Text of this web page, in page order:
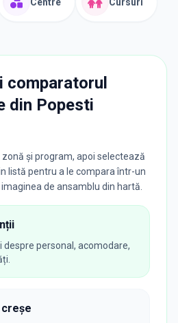
din Popesti
și program, apoi selectează
listă pentru a le compara într-un
de ansamblu din hartă.
personal, acomodare,
creșe